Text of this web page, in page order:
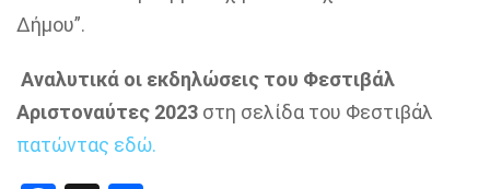
Δήμου”.
Αναλυτικά οι εκδηλώσεις του Φεστιβάλ
Αριστοναύτες 2023 στη σελίδα του Φεστιβάλ
πατώντας εδώ.